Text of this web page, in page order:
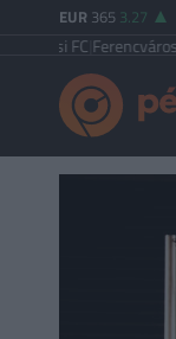
EUR 365 3.27
Ferencváros0-0